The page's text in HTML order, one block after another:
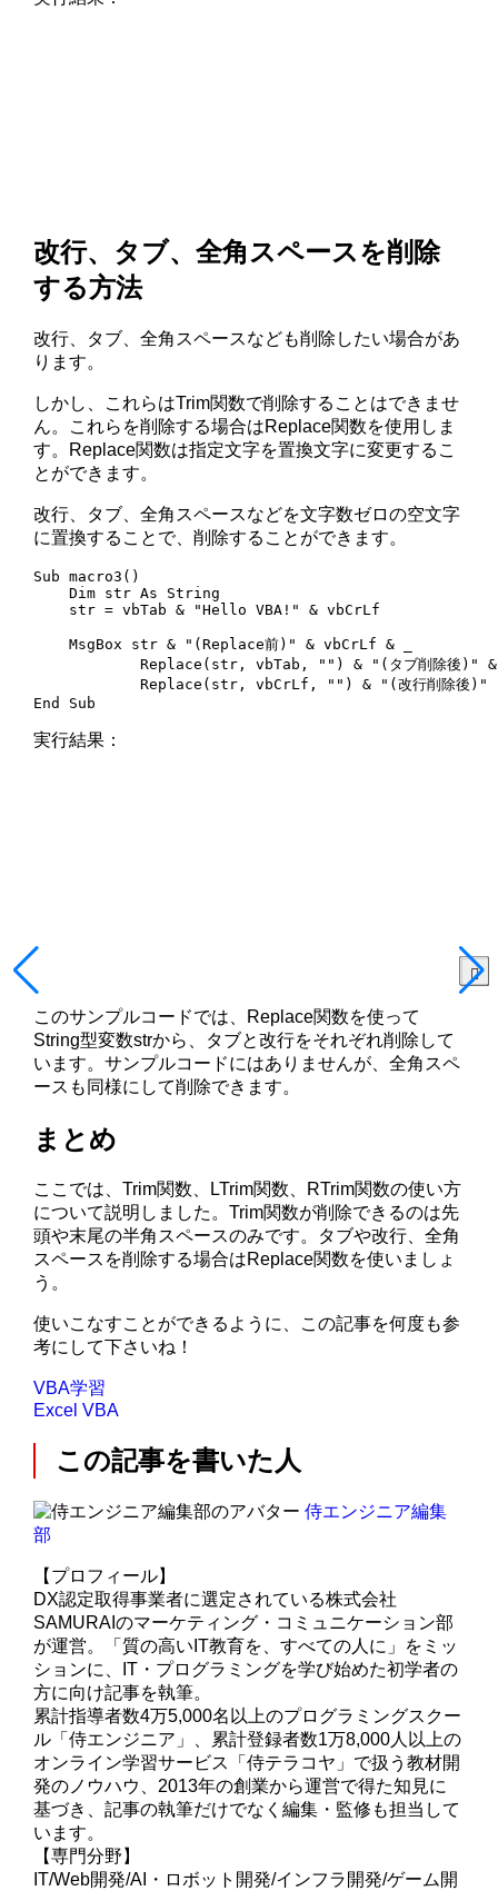
改行、タブ、全角スペースを削除
する方法
改行、タブ、全角スペースなども削除したい場合があ
ります。
しかし、これらはTrim関数で削除することはできませ
ん。これらを削除する場合はReplace関数を使用しま
す。Replace関数は指定文字を置換文字に変更するこ
とができます。
改行、タブ、全角スペースなどを文字数ゼロの空文字
に置換することで、削除することができます。
Sub macro3()
    Dim str As String
    str = vbTab & "Hello VBA!" & vbCrLf
    MsgBox str & "(Replace前)" & vbCrLf & _
Replace(str, vbTab, "") & "(タブ削除後)"
            Replace(str, vbCrLf, "") & "(改行削除後)"
End Sub
実行結果：
このサンプルコードでは、Replace関数を使って
String型変数strから、タブと改行をそれぞれ削除して
います。サンプルコードにはありませんが、全角スペ
ースも同様にして削除できます。
まとめ
ここでは、Trim関数、LTrim関数、RTrim関数の使い方
について説明しました。Trim関数が削除できるのは先
頭や末尾の半角スペースのみです。タブや改行、全角
スペースを削除する場合はReplace関数を使いましょ
う。
使いこなすことができるように、この記事を何度も参
考にして下さいね！
VBA学習
Excel VBA
この記事を書いた人
侍エンジニア編集
部
【プロフィール】
DX認定取得事業者に選定されている株式会社
SAMURAIのマーケティング・コミュニケーション部
が運営。「質の高いIT教育を、すべての人に」をミッ
ションに、IT・プログラミングを学び始めた初学者の
方に向け記事を執筆。
累計指導者数4万5,000名以上のプログラミングスクー
ル「侍エンジニア」、累計登録者数1万8,000人以上の
オンライン学習サービス「侍テラコヤ」で扱う教材開
発のノウハウ、2013年の創業から運営で得た知見に
基づき、記事の執筆だけでなく編集・監修も担当して
います。
【専門分野】
IT/Web開発/AI・ロボット開発/インフラ開発/ゲーム開